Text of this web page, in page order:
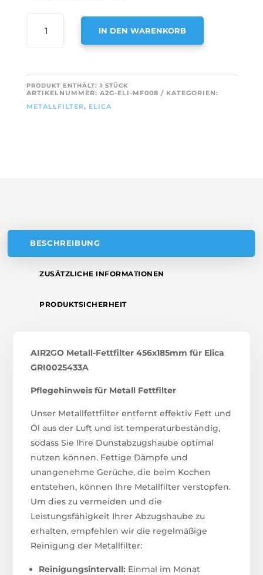
METALL-
FÜR
ELICA
IN DEN WARENKORB
T
E
R
PRODUKT ENTHÄLT: 1 STÜCK
ARTIKELNUMMER: A2G-ELI-MF008
KATEGORIEN:
METALLFILTER, ELICA
BESCHREIBUNG
ZUSÄTZLICHE INFORMATIONEN
PRODUKTSICHERHEIT
AIR2GO Metall-Fettfilter 456x185mm für Elica
GRI0025433A
Pflegehinweis für Metall Fettfilter
Unser Metallfettfilter entfernt effektiv Fett und
Öl aus der Luft und ist temperaturbeständig,
sodass Sie Ihre Dunstabzugshaube optimal
nutzen können. Fettige Dämpfe und
unangenehme Gerüche, die beim Kochen
entstehen, können Ihre Metallfilter verstopfen.
Um dies zu vermeiden und die
Leistungsfähigkeit Ihrer Abzugshaube zu
erhalten, empfehlen wir die regelmäßige
Reinigung der Metallfilter:
Reinigungsintervall: Einmal im Monat